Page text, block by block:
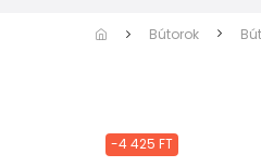
Bútorok
-4 425 FT